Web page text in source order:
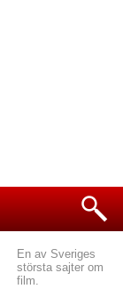
En av Sveriges
största sajter om
film.